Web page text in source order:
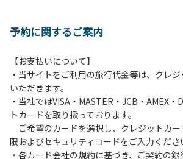
用）はお止めください。
自己管理責任とさせていただきます。
予約に関するご案内
【お支払いについて】
・当サイトをご利用の旅行代金等は、クレ
いただきます。
・当社ではVISA・MASTER・JCB・AMEX・
トカードを取り扱っております。
ご希望のカードを選択し、クレジットカ
限およびセキュリティコードをご入力くださ
・各カード会社の規約に基づき、ご契約の